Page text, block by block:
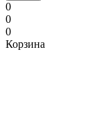
0
0
0
Корзина